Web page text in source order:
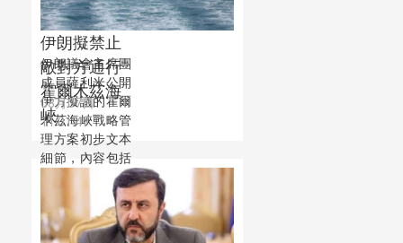
伊朗擬禁止
敵對方通行
霍爾木茲海
峽
伊朗議會主席團
成員薩利米公開
伊方擬議的霍爾
木茲海峽戰略管
理方案初步文本
細節，內容包括
禁止敵對方面通
過海峽等，違反
規定者將被處以
最高達貨物價值
08月07日
11:01:47